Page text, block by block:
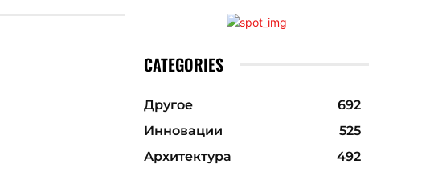
CATEGORIES
Другое
692
Инновации
525
Архитектура
492